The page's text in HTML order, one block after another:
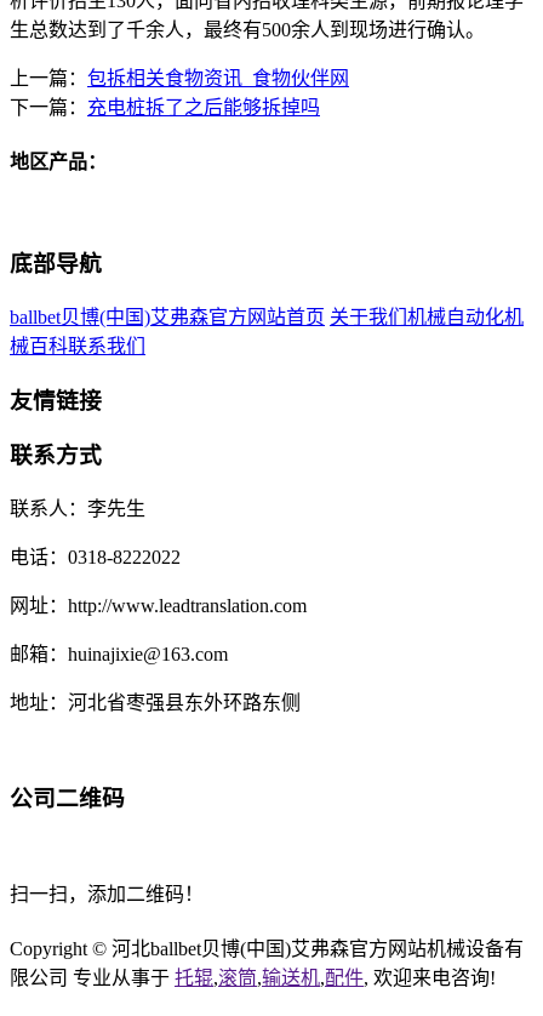
生总数达到了千余人，最终有500余人到现场进行确认。
上一篇： 包拆相关食物资讯_食物伙伴网
下一篇： 充电桩拆了之后能够拆掉吗
地区产品：
底部导航
ballbet贝博(中国)艾弗森官方网站首页 关于我们 机械自动化机
械百科联系我们
友情链接
联系方式
联系人：李先生
电话：0318-8222022
网址：http://www.leadtranslation.com
邮箱：huinajixie@163.com
地址：河北省枣强县东外环路东侧
公司二维码
扫一扫，添加二维码！
Copyright © 河北ballbet贝博(中国)艾弗森官方网站机械设备有
限公司 专业从事于 托辊,滚筒,输送机,配件, 欢迎来电咨询!